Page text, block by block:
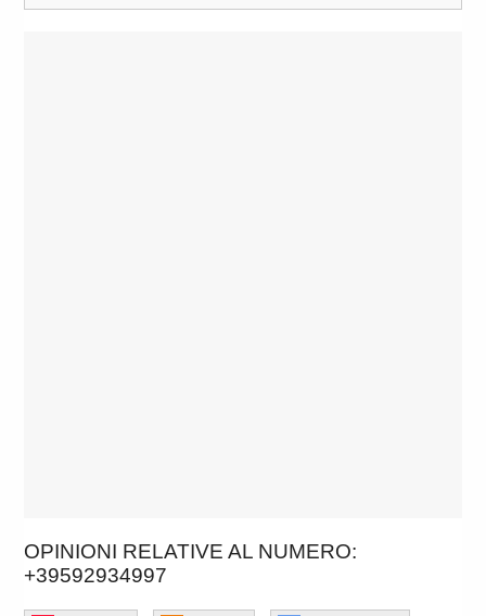
OPINIONI RELATIVE AL NUMERO:
+39592934997